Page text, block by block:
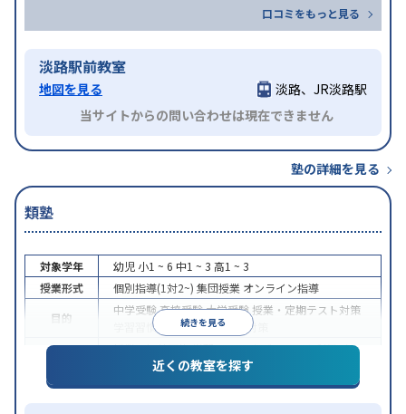
口コミをもっと見る
淡路駅前教室
地図を見る
淡路、JR淡路駅
当サイトからの問い合わせは現在できません
塾の詳細を見る
類塾
続きを見る
対象学年 幼児 小1 ~ 6 中1 ~ 3 高1 ~ 3
授業形式
個別指導(1対2~) 集団授業 オンライン指導
目的
中学受験高校受験大学受験 授業・定期テスト対策
学習習慣の定着科目別特化対策
授業の振替可能学習にPC・タブレットを利用オン
ライン対応1科目から受講可能
近くの教室を探す